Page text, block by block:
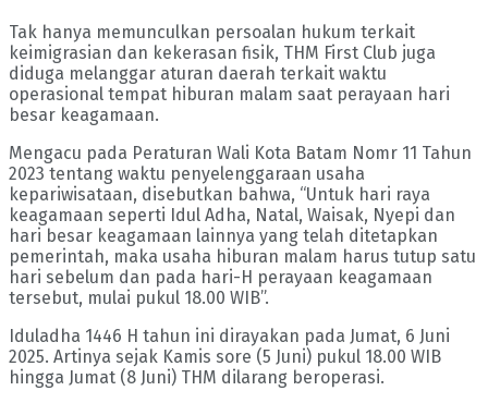
Tak hanya memunculkan persoalan hukum terkait
keimigrasian dan kekerasan fisik, THM First Club juga
diduga melanggar aturan daerah terkait waktu
operasional tempat hiburan malam saat perayaan hari
besar keagamaan.
Mengacu pada Peraturan Wali Kota Batam Nomr 11 Tahun
2023 tentang waktu penyelenggaraan usaha
kepariwisataan, disebutkan bahwa, “Untuk hari raya
keagamaan seperti Idul Adha, Natal, Waisak, Nyepi dan
hari besar keagamaan lainnya yang telah ditetapkan
pemerintah, maka usaha hiburan malam harus tutup satu
hari sebelum dan pada hari-H perayaan keagamaan
tersebut, mulai pukul 18.00 WIB”.
Iduladha 1446 H tahun ini dirayakan pada Jumat, 6 Juni
2025. Artinya sejak Kamis sore (5 Juni) pukul 18.00 WIB
hingga Jumat (8 Juni) THM dilarang beroperasi.